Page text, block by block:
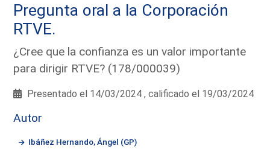
Pregunta oral a la Corporación
RTVE.
¿Cree que la confianza es un valor importante
para dirigir RTVE? (178/000039)
Presentado el 14/03/2024 , calificado el 19/03/2024
Autor
Ibáñez Hernando, Ángel (GP)